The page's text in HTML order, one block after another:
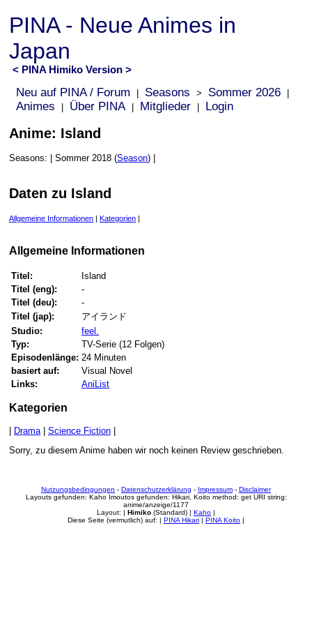
PINA - Neue Animes in
Japan
< PINA Himiko Version >
Neu auf PINA / Forum Seasons > Sommer 2026
Animes Über PINA Mitglieder Login
Anime: Island
Seasons: | Sommer 2018 (Season) |
Daten zu Island
Allgemeine Informationen Kategorien
Allgemeine Informationen
Titel:
Island
Titel (eng):
-
Titel (deu):
-
Titel (jap):
アイランド
Studio:
feel.
Typ:
TV-Serie (12 Folgen)
Episodenlänge: 24 Minuten
basiert auf:
Visual Novel
Links:
AniList
Kategorien
Drama Science Fiction
Sorry, zu diesem Anime haben wir noch keinen Review geschrieben.
Nutzungsbedingungen - Datenschutzerklärung - Impressum - Disclaimer
Layouts gefunden: Kaho Imoutos gefunden: Hikari, Koito method: get URI string:
anime/anzeige/1177
Layout: |
Himiko (Standard) | Kaho
Diese Seite (vermutlich) auf: | PINA Hikari PINA Koito